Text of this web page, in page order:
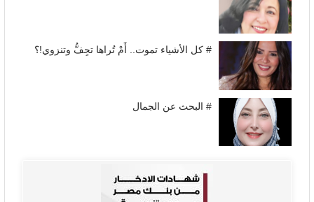
# كل الأشياء تموت.. أَمْ تُراها تجِفُّ وتنزوي!؟
# البحث عن الجمال